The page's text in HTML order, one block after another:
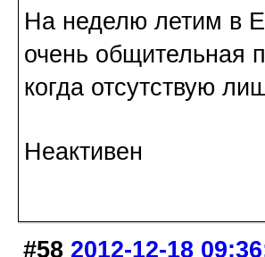
На неделю летим в
очень общительная
когда отсутствую
Неактивен
#58 2012-12-18